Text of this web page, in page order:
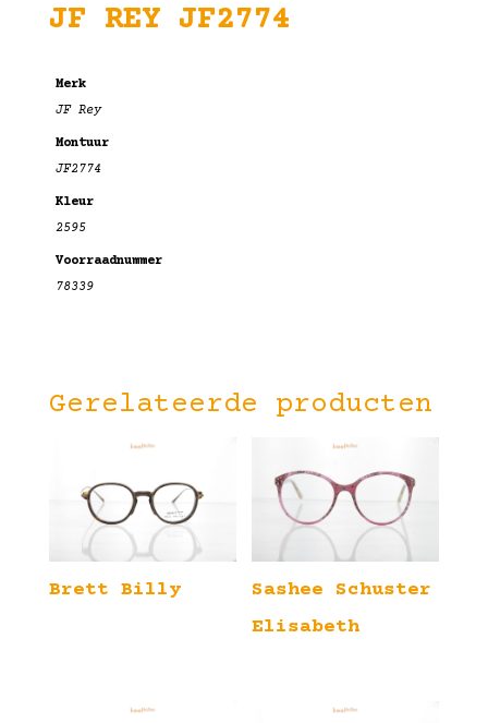
JF REY JF2774
Merk
JF Rey
Montuur
JF2774
Kleur
2595
Voorraadnummer
78339
Gerelateerde producten
Brett Billy
Sashee Schuster
Elisabeth